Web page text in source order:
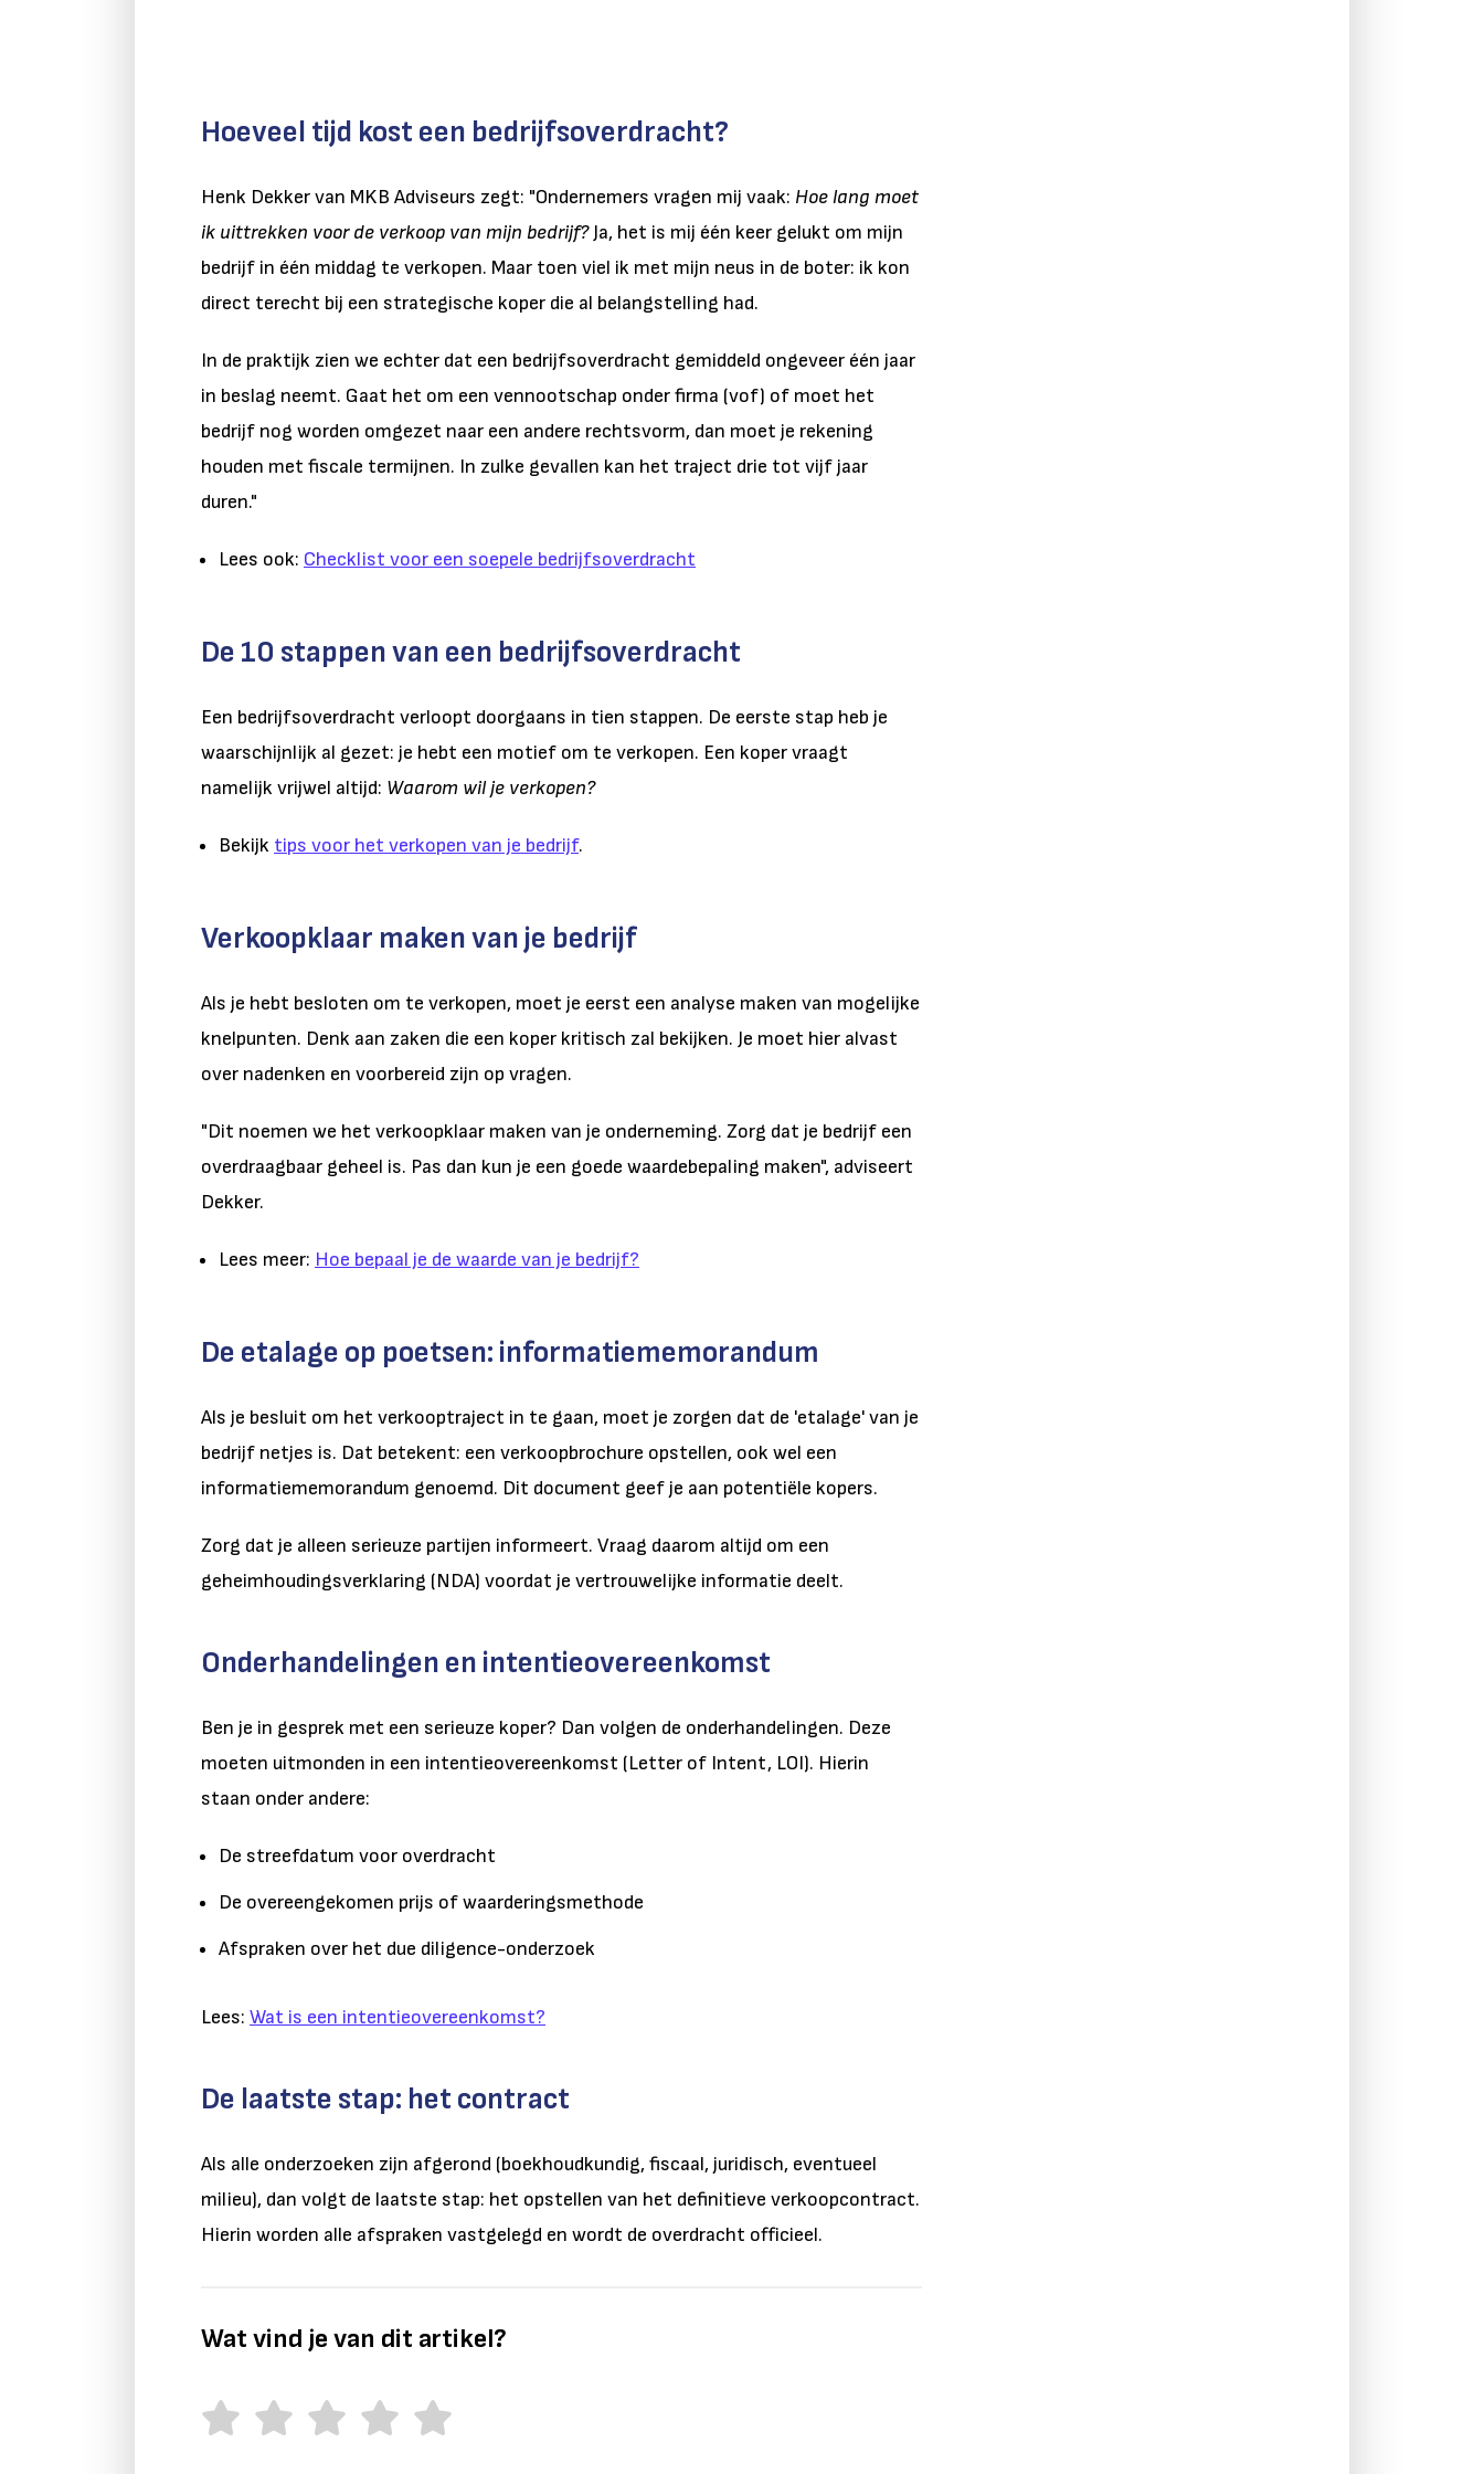
Hoeveel tijd kost een bedrijfsoverdracht?
Henk Dekker van MKB Adviseurs zegt: "Ondernemers vragen mij vaak: Hoe lang moet
ik uittrekken voor de verkoop van mijn bedrijf?Ja, het is mij één keer gelukt om mijn
bedrijf in één middag te verkopen. Maar toen viel ik met mijn neus in de boter: ik kon
direct terecht bij een strategische koper die al belangstelling had.
In de praktijk zien we echter dat een bedrijfsoverdracht gemiddeld ongeveer één jaar
in beslag neemt. Gaat het om een vennootschap onder firma (vof) of moet het
bedrijf nog worden omgezet naar een andere rechtsvorm, dan moet je rekening
houden met fiscale termijnen. In zulke gevallen kan het traject drie tot vijf jaar
duren."
Lees ook: Checklist voor een soepele bedrijfsoverdracht
De 10 stappen van een bedrijfsoverdracht
Een bedrijfsoverdracht verloopt doorgaans in tien stappen. De eerste stap heb je
waarschijnlijk al gezet: je hebt een motief om te verkopen. Een koper vraagt
namelijk vrijwel altijd: Waarom wil je verkopen?
Bekijk tips voor het verkopen van je bedrijf.
Verkoopklaar maken van je bedrijf
Als je hebt besloten om te verkopen, moet je eerst een analyse maken van mogelijke
knelpunten. Denk aan zaken die een koper kritisch zal bekijken. Je moet hier alvast
over nadenken en voorbereid zijn op vragen.
"Dit noemen we het verkoopklaar maken van je onderneming. Zorg dat je bedrijf een
overdraagbaar geheel is. Pas dan kun je een goede waardebepaling maken", adviseert
Dekker.
Lees meer: Hoe bepaal je de waarde van je bedrijf?
De etalage op poetsen: informatiememorandum
Als je besluit om het verkooptraject in te gaan, moet je zorgen dat de 'etalage' van je
bedrijf netjes is. Dat betekent: een verkoopbrochure opstellen, ook wel een
informatiememorandum genoemd. Dit document geef je aan potentiële kopers.
Zorg dat je alleen serieuze partijen informeert. Vraag daarom altijd om een
geheimhoudingsverklaring (NDA) voordat je vertrouwelijke informatie deelt.
Onderhandelingen en intentieovereenkomst
Ben je in gesprek met een serieuze koper? Dan volgen de onderhandelingen. Deze
moeten uitmonden in een intentieovereenkomst (Letter of Intent, LOI). Hierin
staan onder andere:
De streefdatum voor overdracht
De overeengekomen prijs of waarderingsmethode
Afspraken over het due diligence-onderzoek
Lees: Wat is een intentieovereenkomst?
De laatste stap: het contract
Als alle onderzoeken zijn afgerond (boekhoudkundig, fiscaal, juridisch, eventueel
milieu), dan volgt de laatste stap: het opstellen van het definitieve verkoopcontract.
Hierin worden alle afspraken vastgelegd en wordt de overdracht officieel.
Wat vind je van dit artikel?